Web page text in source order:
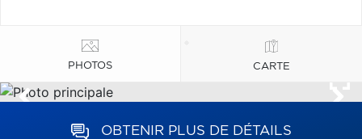
PHOTOS CARTE
OBTENIR PLUS DE DÉTAILS